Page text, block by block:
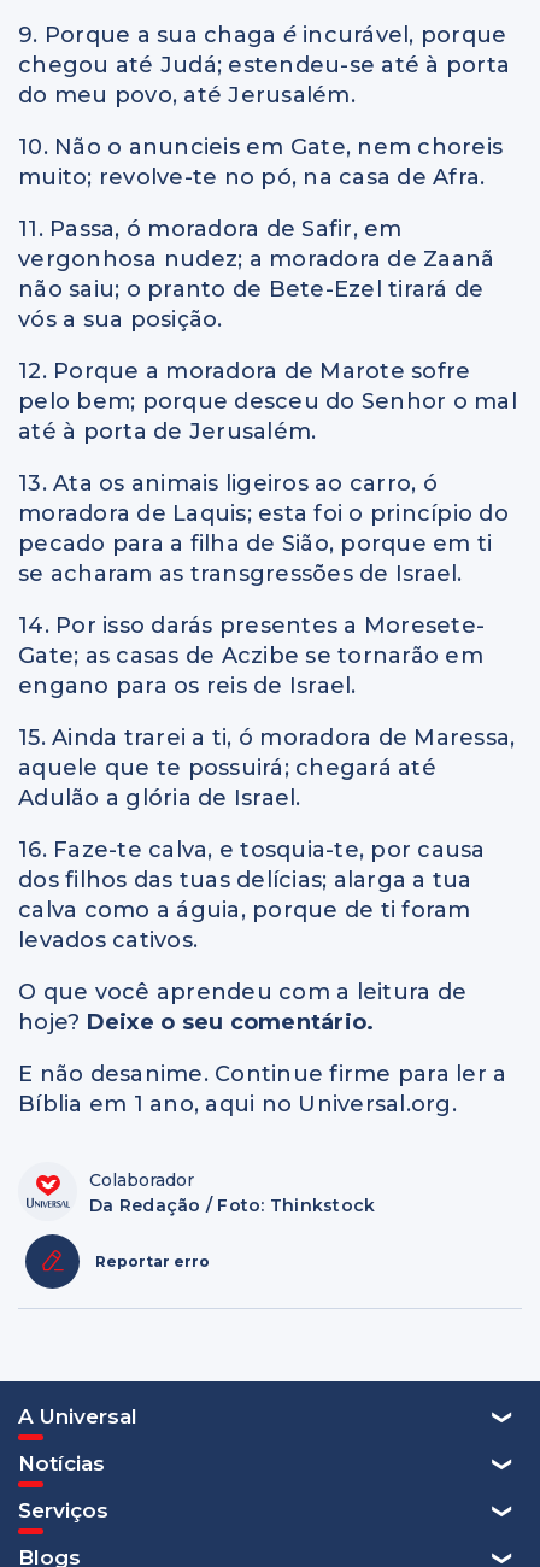
9. Porque a sua chaga é incurável, porque
chegou até Judá; estendeu-se até à porta
do meu povo, até Jerusalém.
10. Não o anuncieis em Gate, nem choreis
muito; revolve-te no pó, na casa de Afra.
11. Passa, ó moradora de Safir, em
vergonhosa nudez; a moradora de Zaanã
não saiu; o pranto de Bete-Ezel tirará de
vós a sua posição.
12. Porque a moradora de Marote sofre
pelo bem; porque desceu do Senhor o mal
até à porta de Jerusalém.
13. Ata os animais ligeiros ao carro, ó
moradora de Laquis; esta foi o princípio do
pecado para a filha de Sião, porque em ti
se acharam as transgressões de Israel.
14. Por isso darás presentes a Moresete-
Gate; as casas de Aczibe se tornarão em
engano para os reis de Israel.
15. Ainda trarei a ti, ó moradora de Maressa,
aquele que te possuirá; chegará até
Adulão a glória de Israel.
16. Faze-te calva, e tosquia-te, por causa
dos filhos das tuas delícias; alarga a tua
calva como a águia, porque de ti foram
levados cativos.
O que você aprendeu com a leitura de
hoje? Deixe o seu comentário.
E não desanime. Continue firme para ler a
Bíblia em 1 ano, aqui no Universal.org.
Colaborador
Da Redação / Foto: Thinkstock
Reportar erro
A Universal
Notícias
Serviços
Blogs